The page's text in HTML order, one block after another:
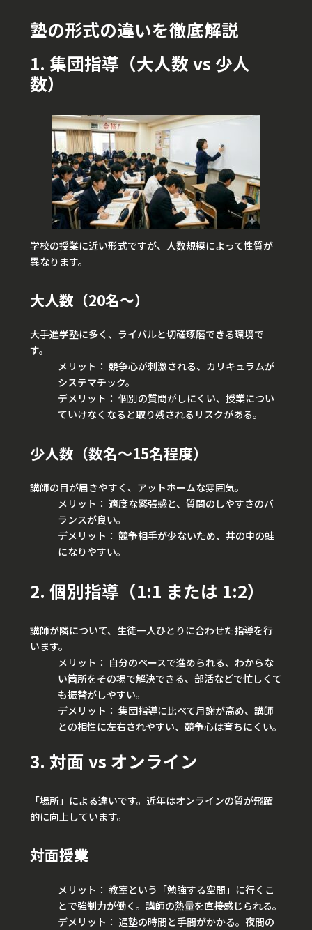
塾の形式の違いを徹底解説
1. 集団指導（大人数 vs 少人
数）
学校の授業に近い形式ですが、人数規模によって性質が
異なります。
大人数（20名〜）
大手進学塾に多く、ライバルと切磋琢磨できる環境で
す。
メリット： 競争心が刺激される、カリキュラムが
システマチック。
デメリット： 個別の質問がしにくい、授業につい
ていけなくなると取り残されるリスクがある。
少人数（数名〜15名程度）
講師の目が届きやすく、アットホームな雰囲気。
メリット： 適度な緊張感と、質問のしやすさのバ
ランスが良い。
デメリット： 競争相手が少ないため、井の中の蛙
になりやすい。
2. 個別指導（1:1 または 1:2）
講師が隣について、生徒一人ひとりに合わせた指導を行
います。
メリット： 自分のペースで進められる、わからな
い箇所をその場で解決できる、部活などで忙しくて
も振替がしやすい。
デメリット： 集団指導に比べて月謝が高め、講師
との相性に左右されやすい、競争心は育ちにくい。
3. 対面 vs オンライン
「場所」による違いです。近年はオンラインの質が飛躍
的に向上しています。
対面授業
メリット： 教室という「勉強する空間」に行くこ
とで強制力が働く。講師の熱量を直接感じられる。
デメリット： 通塾の時間と手間がかかる。夜間の